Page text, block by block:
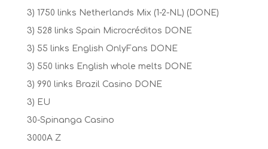
3) 1750 links Netherlands Mix (1-2-NL) (DONE)
3) 528 links Spain Microcréditos DONE
3) 55 links English OnlyFans DONE
3) 550 links English whole melts DONE
3) 990 links Brazil Casino DONE
3) EU
30-Spinanga Casino
3000A Z